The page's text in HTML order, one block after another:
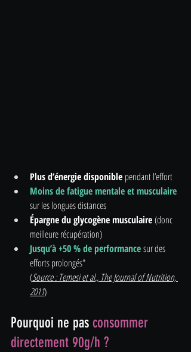
Plus d’énergie disponible pendant l’effort
Moins de fatigue mentale et musculaire
sur les longues distances
Épargne du glycogène musculaire (donc
meilleure récupération)
Jusqu’à +50 % de performance sur des
efforts prolongés*
(Source : Temesi et al., The Journal of Nutrition,
2011)
Pourquoi ne pas consommer
directement 90g/h ?